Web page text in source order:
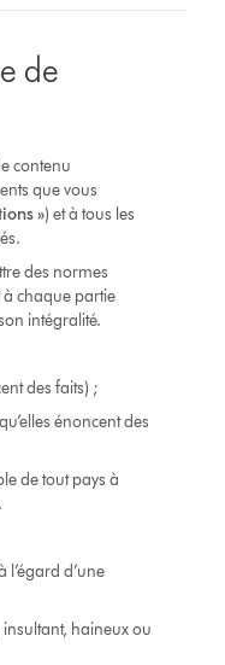
de
contenu
que vous
») et à tous les
des normes
à chaque partie
intégralité.
des faits) ;
énoncent des
de tout pays à
l’égard d’une
haineux ou